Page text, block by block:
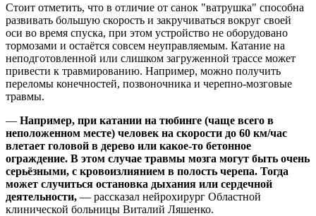
Стоит отметить, что в отличие от санок "ватрушка" способна
развивать большую скорость и закручиваться вокруг своей
оси во время спуска, при этом устройство не оборудовано
тормозами и остаётся совсем неуправляемым. Катание на
неподготовленной или слишком загруженной трассе может
привести к травмированию. Например, можно получить
переломы конечностей, позвоночника и черепно-мозговые
травмы.
— Например, при катании на тюбинге (чаще всего в
неположенном месте) человек на скорости до 60 км/час
влетает головой в дерево или какое-то бетонное
ограждение. В этом случае травмы мозга могут быть очень
серьёзными, с кровоизлиянием в полость черепа. Тогда
может случиться остановка дыхания или сердечной
деятельности, — рассказал нейрохирург Областной
клинической больницы Виталий Ляшенко.